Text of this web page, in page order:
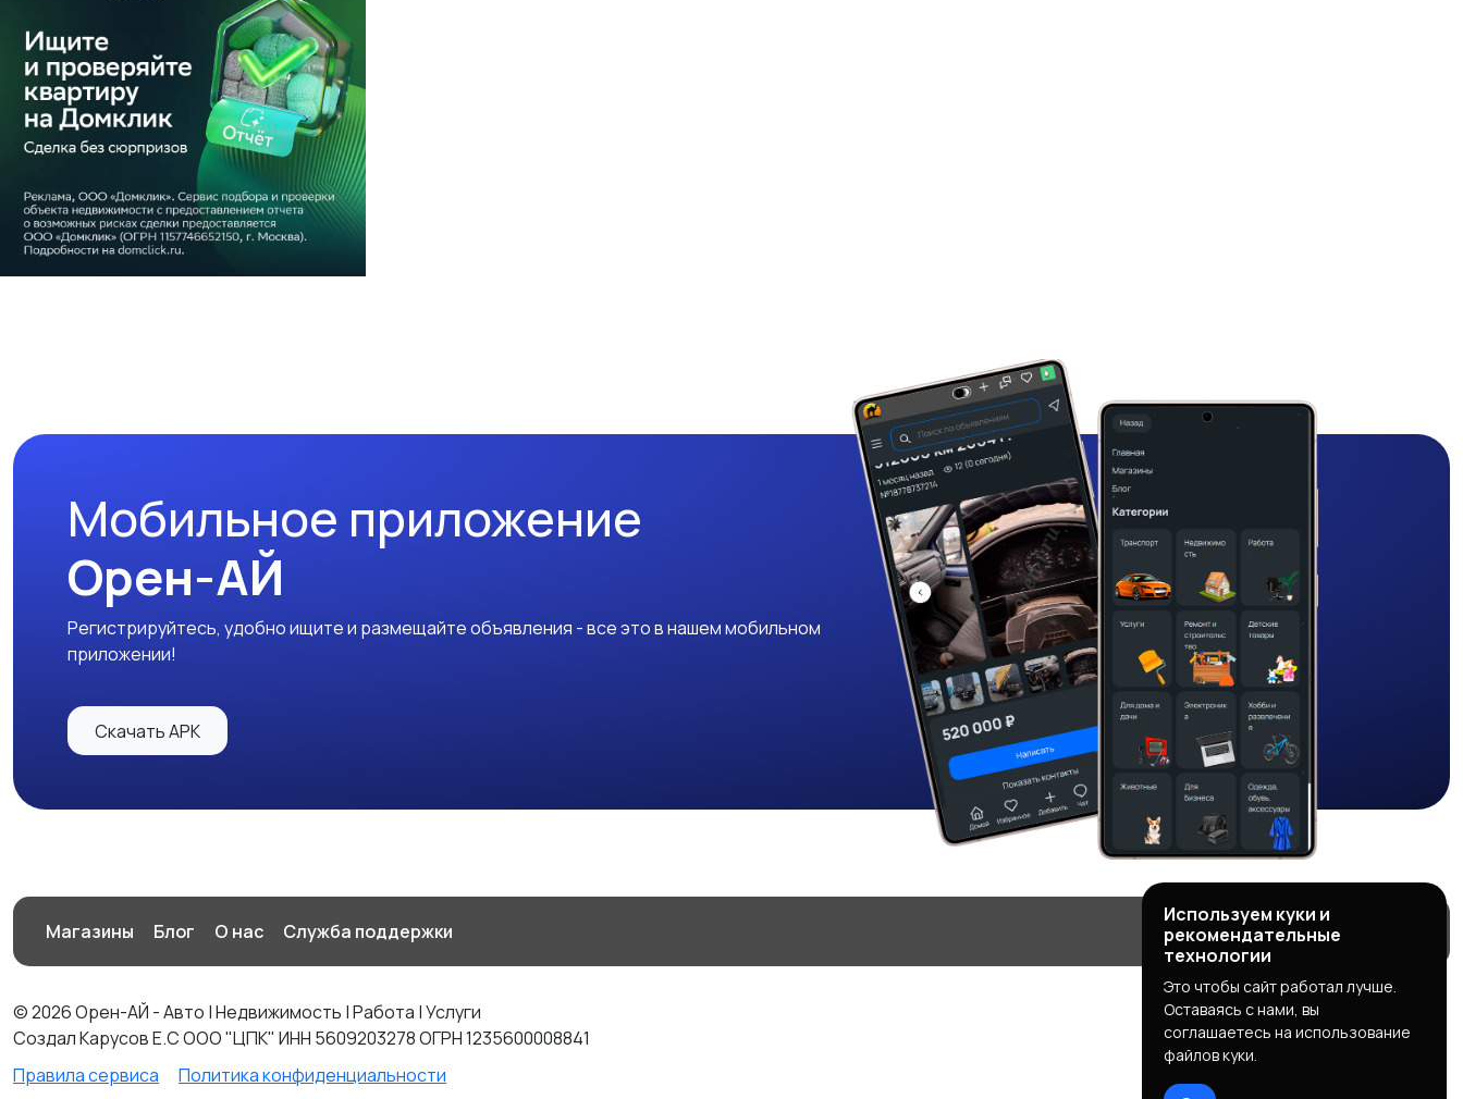
Мобильное приложение
Орен-АЙ
Регистрируйтесь, удобно ищите и размещайте объявления - все это в нашем мобильном
приложении!
Скачать APK
Магазины Блог О нас Служба поддержки
© 2026 Орен-АЙ - Авто | Недвижимость | Работа | Услуги
Создал Карусов Е.С ООО "ЦПК" ИНН 5609203278 ОГРН 1235600008841
Правила сервиса
Политика конфиденциальности
Используем куки и
рекомендательные
технологии
Это чтобы сайт работал лучше.
Оставаясь с нами, вы
соглашаетесь на использование
файлов куки.